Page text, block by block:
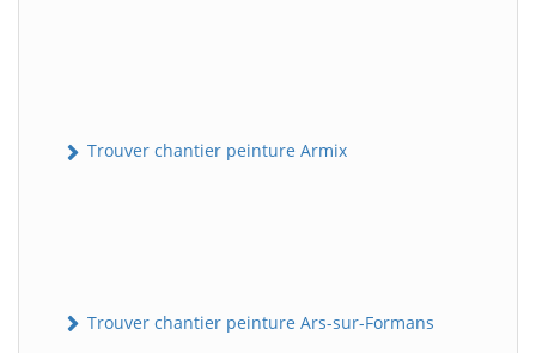
Trouver chantier peinture Armix
Trouver chantier peinture Ars-sur-Formans